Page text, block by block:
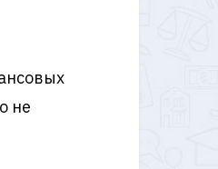
не